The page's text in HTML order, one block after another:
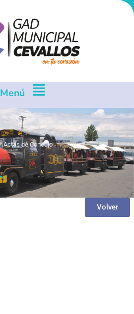
Menú
Actas de Concejo
Volver